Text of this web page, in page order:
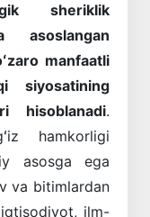
sheriklik
asoslangan
manfaatli
siyosatining
hisoblanadi.
hamkorligi
asosga ega
va bitimlardan
ilm-